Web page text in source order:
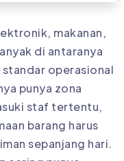
makanan,
di antaranya
operasional
punya zona
staf tertentu,
barang harus
sepanjang hari.